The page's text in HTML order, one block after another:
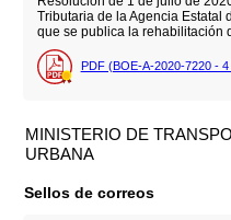
Tributaria de la Agencia Estatal
que se publica la rehabilitación
PDF (BOE-A-2020-7220 - 4
MINISTERIO DE
URBANA
Sellos de correos